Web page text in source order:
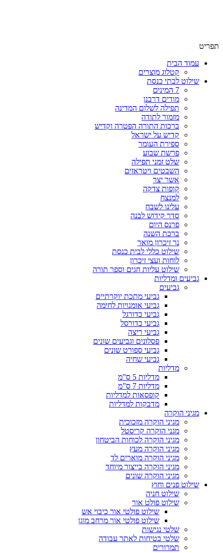
תפריט
עמוד הבית
קטלוג מוצרים
שילוט לבתי כנסת
7 המינים
מודים דרבנן
תפילה לשלום המדינה
מזמור לתודה
ברכות התורה הפטרה וקדיש
קדיש על ישראל
ספירת העומר
פרשת שבוע
שלט זמני תפילה
השבטים ויטראזים
אשר יצר
קופות צדקה
למנצח
עלינו לשבח
סדר קידוש לבנה
פרנס היום
ברכת השנה
נר זיכרון מואר
שילוט כללי לבית כנסת
לוחות ועצי זיכרון
שילוט עליות חגים וספר תורה
גביעים ומדליות
גביעים
גביעי מתכת יוקרתיים
גביעי אומנויות לחימה
גביעי כדורגל
גביעי כדורסל
גביעי ריצה
פסלונים וגביעים שונים
גביעי ספורט שונים
גביעי שחיה
מדליות
מדליות 5 ס”מ
מדליות 7 ס”מ
קופסאות למדליות
מדבקות למדליות
מגיני הוקרה
מגיני הוקרה מזכוכית
מגני הוקרה קריסטל
מגיני הוקרה לכוחות הביטחון
מגיני הוקרה מעץ
מגיני הוקרה מוארים לד
מגיני הוקרה בייצור מיוחד
מגיני הוקרה שונים
שילוט פנים וחוץ
שילוט חניה
שילוט פולט אור
שילוט פולטי אור כיבוי אש
שילוט פולטי אור מרחב מוגן
שלטי נגישות
שלטי בטיחות לאתר עבודה
תמרורים